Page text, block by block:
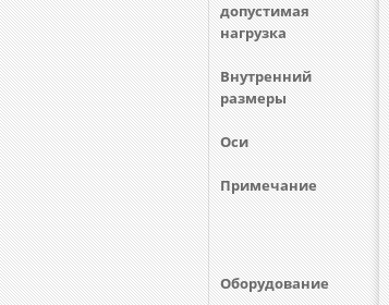
допустимая
нагрузка
Внутренний
размеры
Оси
Примечание
Оборудование